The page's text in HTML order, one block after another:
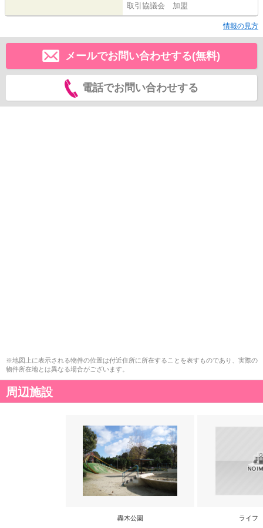
取引協議会 加盟
情報の見方
メールでお問い合わせする(無料)
電話でお問い合わせする
※地図上に表示される物件の位置は付近住所に所在することを表すものであり、実際の
物件所在地とは異なる場合がございます。
周辺施設
轟木公園 ライフ